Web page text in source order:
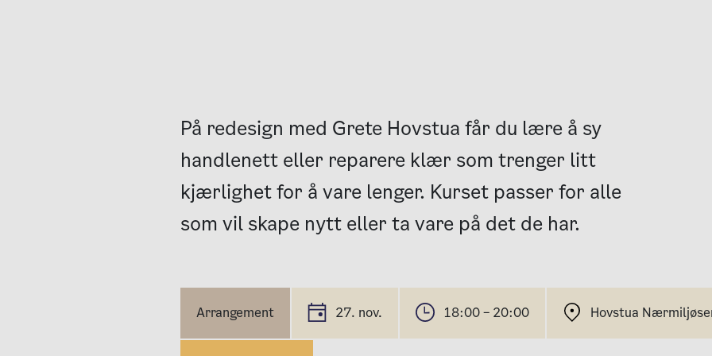
På redesign med Grete Hovstua får du lære å sy
handlenett eller reparere klær som trenger litt
kjærlighet for å vare lenger. Kurset passer for alle
som vil skape nytt eller ta vare på det de har.
Arrangement 27. nov. 18:00 – 20:00 Hovstua